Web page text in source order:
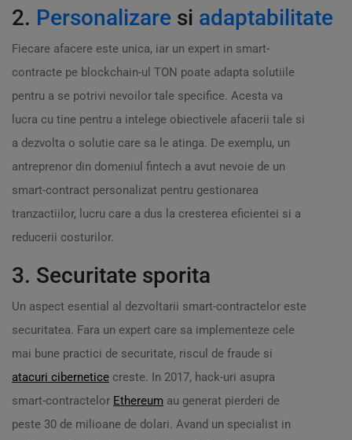
2. Personalizare si adaptabilitate
Fiecare afacere este unica, iar un expert in smart-
contracte pe blockchain-ul TON poate adapta solutiile
pentru a se potrivi nevoilor tale specifice. Acesta va
lucra cu tine pentru a intelege obiectivele afacerii tale si
a dezvolta o solutie care sa le atinga. De exemplu, un
antreprenor din domeniul fintech a avut nevoie de un
smart-contract personalizat pentru gestionarea
tranzactiilor, lucru care a dus la cresterea eficientei si a
reducerii costurilor.
3. Securitate sporita
Un aspect esential al dezvoltarii smart-contractelor este
securitatea. Fara un expert care sa implementeze cele
mai bune practici de securitate, riscul de fraude si
atacuri cibernetice creste. In 2017, hack-uri asupra
smart-contractelor Ethereum au generat pierderi de
peste 30 de milioane de dolari. Avand un specialist in